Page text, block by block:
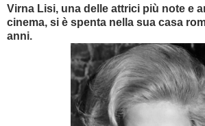
CAPELLI
Virna Lisi, una delle attrici più note e
cinema, si è spenta nella sua casa
anni.